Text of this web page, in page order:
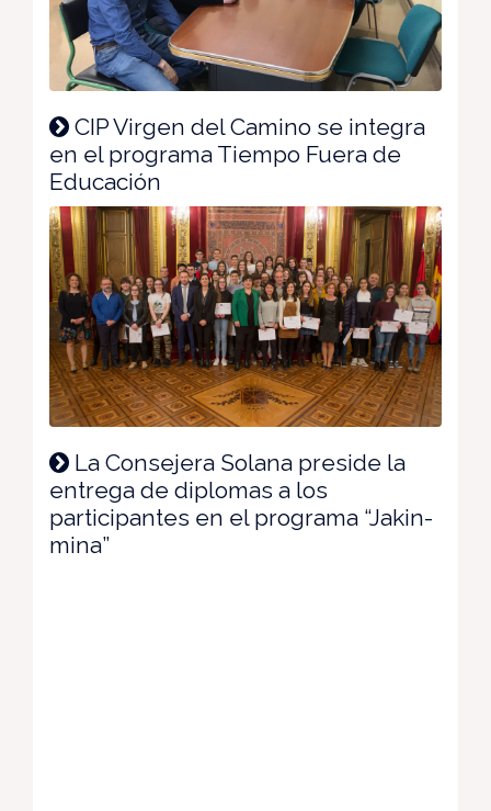
CIP Virgen del Camino se integra
en el programa Tiempo Fuera de
Educación
La Consejera Solana preside la
entrega de diplomas a los
participantes en el programa “Jakin-
mina”